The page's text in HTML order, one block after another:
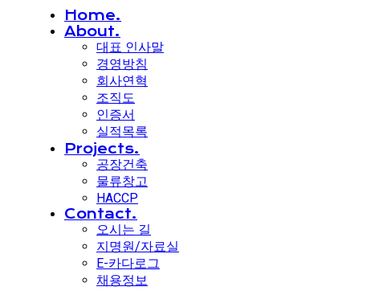
Home.
About.
대표 인사말
경영방침
회사연혁
조직도
인증서
실적목록
Projects.
공장건축
물류창고
HACCP
Contact.
오시는 길
지명원/자료실
E-카다로그
채용정보